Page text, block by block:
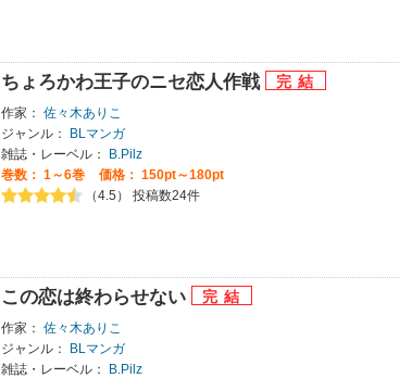
ちょろかわ王子のニセ恋人作戦
作家： 佐々木ありこ
ジャンル：
BLマンガ
雑誌・レーベル：
B.Pilz
巻数： 1～6巻
価格： 150pt～180pt
（4.5） 投稿数24件
この恋は終わらせない
作家： 佐々木ありこ
ジャンル：
BLマンガ
雑誌・レーベル：
B.Pilz